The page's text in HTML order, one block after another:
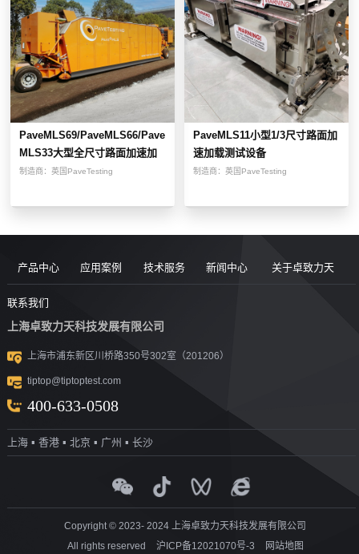
PaveMLS69/PaveMLS66/Pave
MLS33大型全尺寸路面加速加
载...
制造商： 英国PaveTesting
PaveMLS11小型1/3尺寸路面加
速加载测试设备
制造商： 英国PaveTesting
产品中心
道路现场检
测设备
沥青/沥青胶
结料测试设
沥青混合料
土力学测试
设备
岩石力学测
试设备
集料/水泥/混
应用案例
视频
技术服务
团队风采
UTM升级
技术答疑
新闻中心 关于卓致力天
合作伙伴
联系我们
上海卓致力天科技发展有限公司
上海市浦东新区川桥路350号302室（201206）
tiptop@tiptoptest.com
400-633-0508
上海 ▪ 香港 ▪ 北京 ▪ 广州 ▪ 长沙
Copyright © 2023- 2024 上海卓致力天科技发展有限公司
All rights reserved
沪ICP备12021070号-3 网站地图